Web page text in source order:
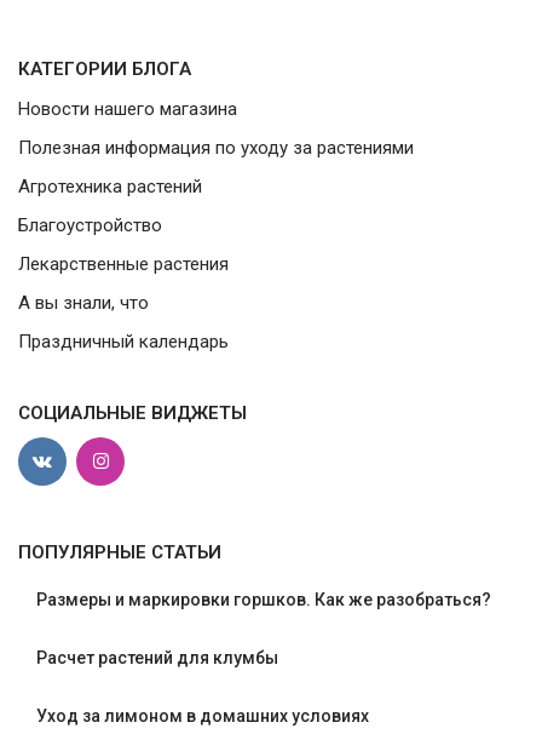
КАТЕГОРИИ БЛОГА
Новости нашего магазина
Полезная информация по уходу за растениями
Агротехника растений
Благоустройство
Лекарственные растения
А вы знали, что
Праздничный календарь
СОЦИАЛЬНЫЕ ВИДЖЕТЫ
ПОПУЛЯРНЫЕ СТАТЬИ
Размеры и маркировки горшков. Как же разобраться?
Расчет растений для клумбы
Уход за лимоном в домашних условиях